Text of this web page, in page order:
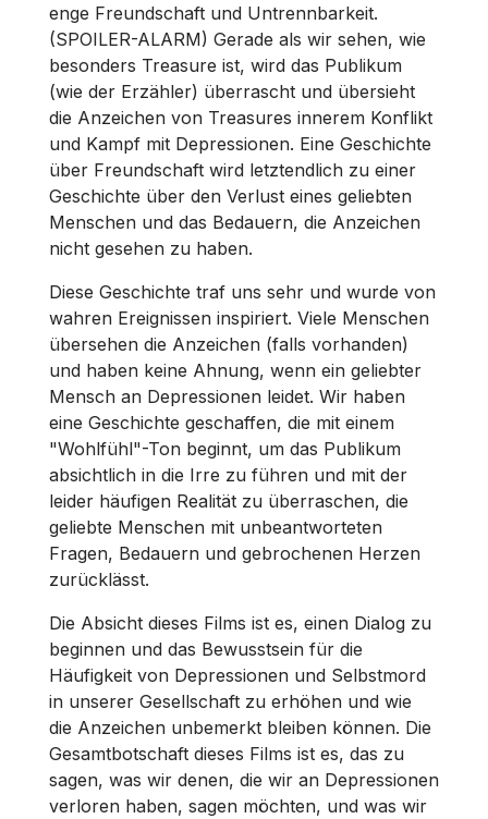
enge Freundschaft und Untrennbarkeit.
(SPOILER-ALARM) Gerade als wir sehen, wie
besonders Treasure ist, wird das Publikum
(wie der Erzähler) überrascht und übersieht
die Anzeichen von Treasures innerem Konflikt
und Kampf mit Depressionen. Eine Geschichte
über Freundschaft wird letztendlich zu einer
Geschichte über den Verlust eines geliebten
Menschen und das Bedauern, die Anzeichen
nicht gesehen zu haben.
Diese Geschichte traf uns sehr und wurde von
wahren Ereignissen inspiriert. Viele Menschen
übersehen die Anzeichen (falls vorhanden)
und haben keine Ahnung, wenn ein geliebter
Mensch an Depressionen leidet. Wir haben
eine Geschichte geschaffen, die mit einem
"Wohlfühl"-Ton beginnt, um das Publikum
absichtlich in die Irre zu führen und mit der
leider häufigen Realität zu überraschen, die
geliebte Menschen mit unbeantworteten
Fragen, Bedauern und gebrochenen Herzen
zurücklässt.
Die Absicht dieses Films ist es, einen Dialog zu
beginnen und das Bewusstsein für die
Häufigkeit von Depressionen und Selbstmord
in unserer Gesellschaft zu erhöhen und wie
die Anzeichen unbemerkt bleiben können. Die
Gesamtbotschaft dieses Films ist es, das zu
sagen, was wir denen, die wir an Depressionen
verloren haben, sagen möchten, und was wir